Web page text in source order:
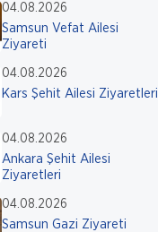
04.08.2026
Samsun Vefat Ailesi
Ziyareti
04.08.2026
Kars Şehit Ailesi Ziyaretleri
04.08.2026
Ankara Şehit Ailesi
Ziyaretleri
04.08.2026
Samsun Gazi Ziyareti